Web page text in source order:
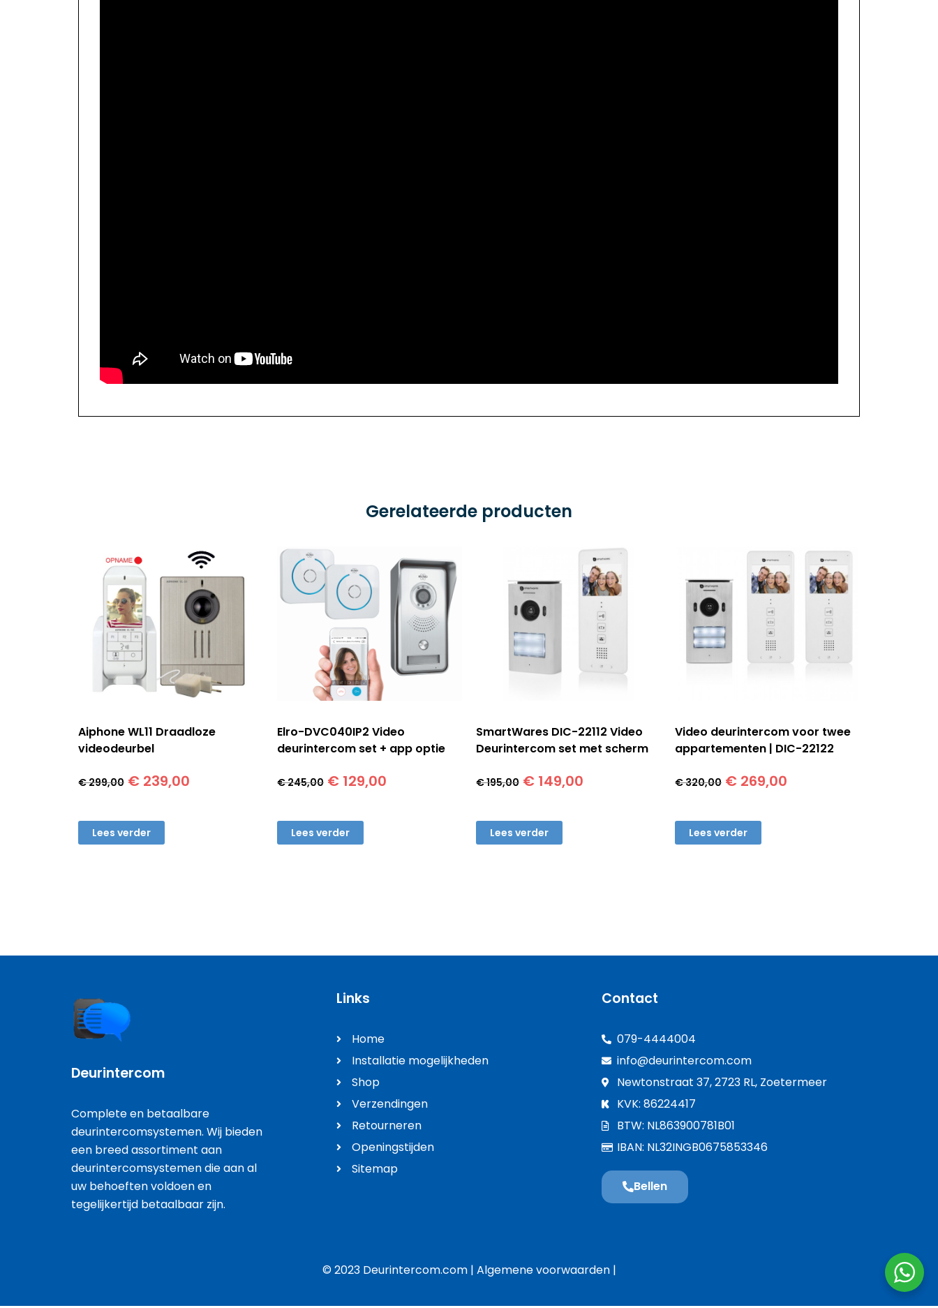
Gerelateerde producten
Aiphone WL11 Draadloze
videodeurbel
€299,00 Oorspronkelijke
€ 299,00.
€ 239,00
Lees verder
Elro-DVC040IP2 Video
deurintercom set + app optie
€245,00 Oorspronkelijke
€ 245,00.
€ 129,00
Lees verder
SmartWares DIC-22112 Video
Deurintercom set met scherm
€195,00 Oorspronkelijke
€ 195,00.
€ 149,00
Lees verder
Video deurintercom voor twee
appartementen | DIC-22122
€320,00 Oorspronkelijke
€ 320,00.
€ 269,00
Lees verder
Deurintercom
Complete en betaalbare
deurintercomsystemen. Wij bieden
een breed assortiment aan
deurintercomsystemen die aan al
uw behoeften voldoen en
tegelijkertijd betaalbaar zijn.
Links
Home
Installatie mogelijkheden
Shop
Verzendingen
Retourneren
Openingstijden
Sitemap
Contact
079-4444004
info@deurintercom.com
Newtonstraat 37, 2723 RL, Zoetermeer
KVK: 86224417
BTW: NL863900781B01
IBAN: NL32INGB0675853346
Bellen
© 2023 Deurintercom.com | Algemene voorwaarden|